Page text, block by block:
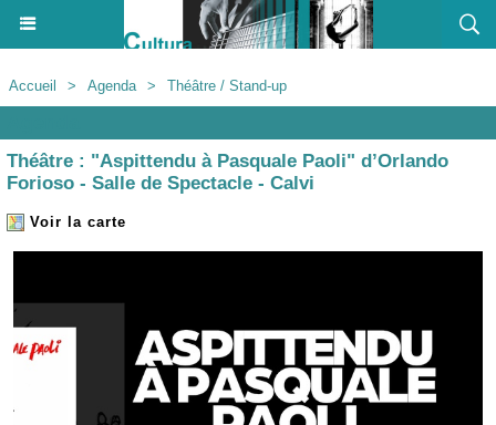
Accueil > Agenda > Théâtre / Stand-up
Théâtre : "Aspittendu à Pasquale Paoli" d’Orlando
Forioso - Salle de Spectacle - Calvi
Voir la carte